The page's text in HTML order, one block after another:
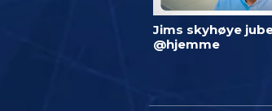
Jims skyhøye
@hjemme